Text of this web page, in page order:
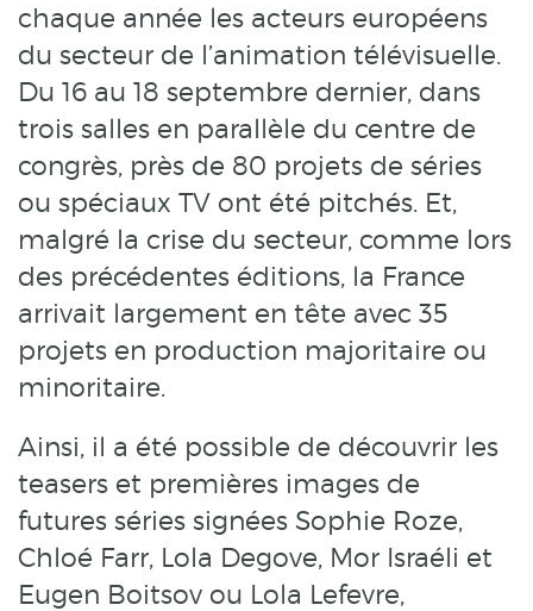
chaque année les acteurs européens
du secteur de l’animation télévisuelle.
Du 16 au 18 septembre dernier, dans
trois salles en parallèle du centre de
congrès, près de 80 projets de séries
ou spéciaux TV ont été pitchés. Et,
malgré la crise du secteur, comme lors
des précédentes éditions, la France
arrivait largement en tête avec 35
projets en production majoritaire ou
minoritaire.
Ainsi, il a été possible de découvrir les
teasers et premières images de
futures séries signées Sophie Roze,
Chloé Farr, Lola Degove, Mor Israéli et
Eugen Boitsov ou Lola Lefevre,